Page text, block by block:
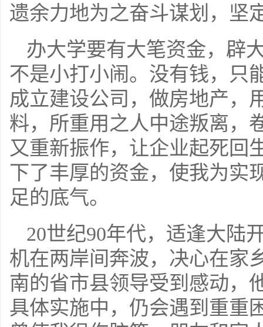
遗余力地为之奋斗谋划，坚
办大学要有大笔资金，辟
不是小打小闹。没有钱，只
成立建设公司，做房地产，
料，所重用之人中途叛离，
又重新振作，让企业起死回
下了丰厚的资金，使我为实
足的底气。
20世纪90年代，适逢大陆
机在两岸间奔波，决心在家
南的省市县领导受到感动，
具体实施中，仍会遇到重重